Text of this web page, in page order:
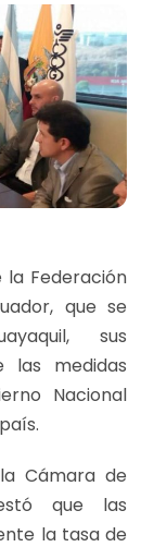
la Federación
que se
sus
las medidas
Nacional
Cámara de
que las
la tasa de